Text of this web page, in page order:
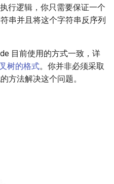
行逻辑，你只需要保证一个
串并且将这个字符串反序列
目前使用的方式一致，详
树的格式。你并非必须采取
方法解决这个问题。